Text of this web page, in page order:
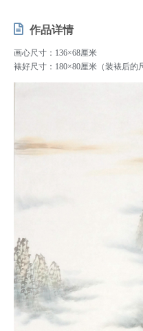
作品详情
画心尺寸：136×68厘米
裱好尺寸：180×80厘米（装裱后的